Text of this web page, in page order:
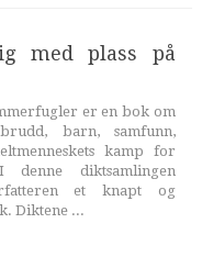
med plass på
er en bok om
barn, samfunn,
kamp for
denne diktsamlingen
et knapt og
Diktene ...